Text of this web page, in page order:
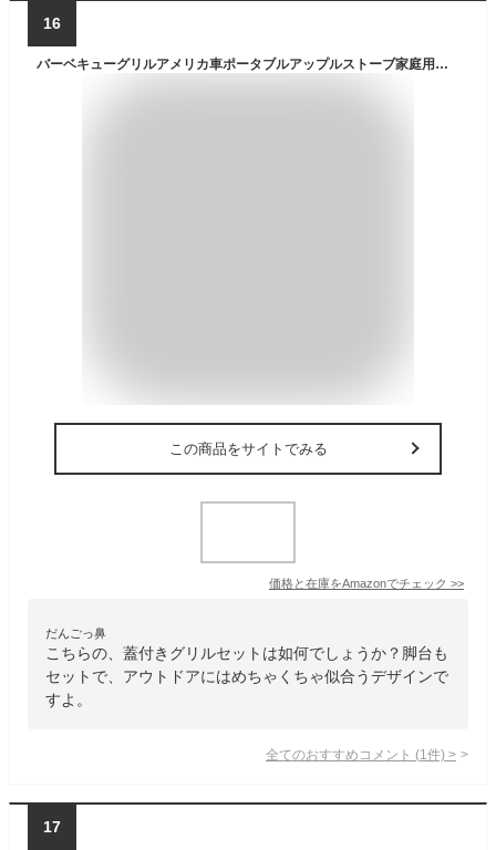
16
バーベキューグリルアメリカ車ポータブルアップルストーブ家庭用炭グリルエナメルグリルオーブン@（色：赤）
この商品をサイトでみる
価格と在庫をAmazonでチェック >>
だんごっ鼻
こちらの、蓋付きグリルセットは如何でしょうか？脚台も
セットで、アウトドアにはめちゃくちゃ似合うデザインで
すよ。
全てのおすすめコメント (1 件) >
17